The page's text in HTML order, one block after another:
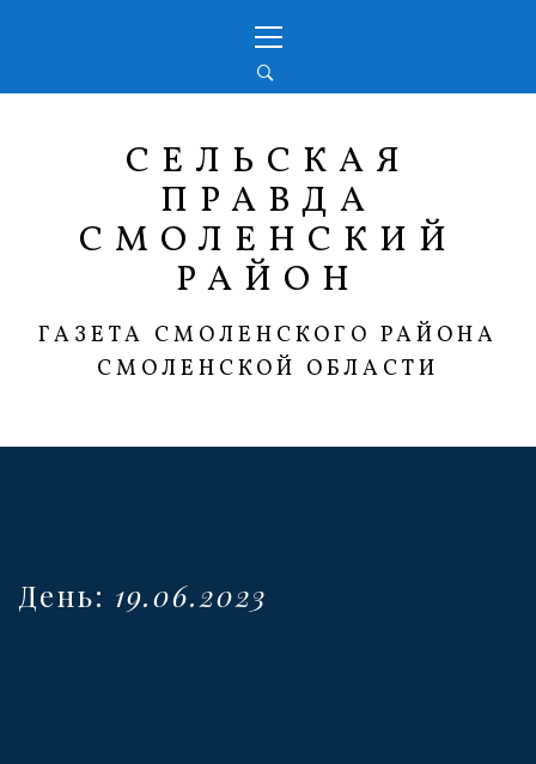
меню
СЕЛЬСКАЯ
ПРАВДА
СМОЛЕНСКИЙ
РАЙОН
ГАЗЕТА СМОЛЕНСКОГО РАЙОНА
СМОЛЕНСКОЙ ОБЛАСТИ
День: 19.06.2023